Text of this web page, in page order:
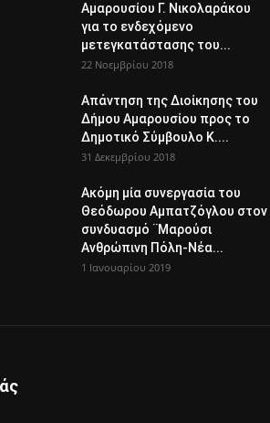
Αμαρουσίου Γ. Νικολαράκου
για το ενδεχόμενο
μετεγκατάστασης του...
22 Νοεμβρίου 2018
Απάντηση της Διοίκησης του
Δήμου Αμαρουσίου προς το
Δημοτικό Σύμβουλο Κ....
31 Δεκεμβρίου 2018
Ακόμη μία συνεργασία του
Θεόδωρου Αμπατζόγλου στον
συνδυασμό ¨Μαρούσι
Ανθρώπινη Πόλη-Νέα...
1 Ιανουαρίου 2019